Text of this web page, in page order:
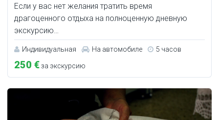
Если у вас нет желания тратить время
драгоценного отдыха на полноценную дневную
экскурсию…
Индивидуальная На автомобиле 5 часов
250 €за экскурсию